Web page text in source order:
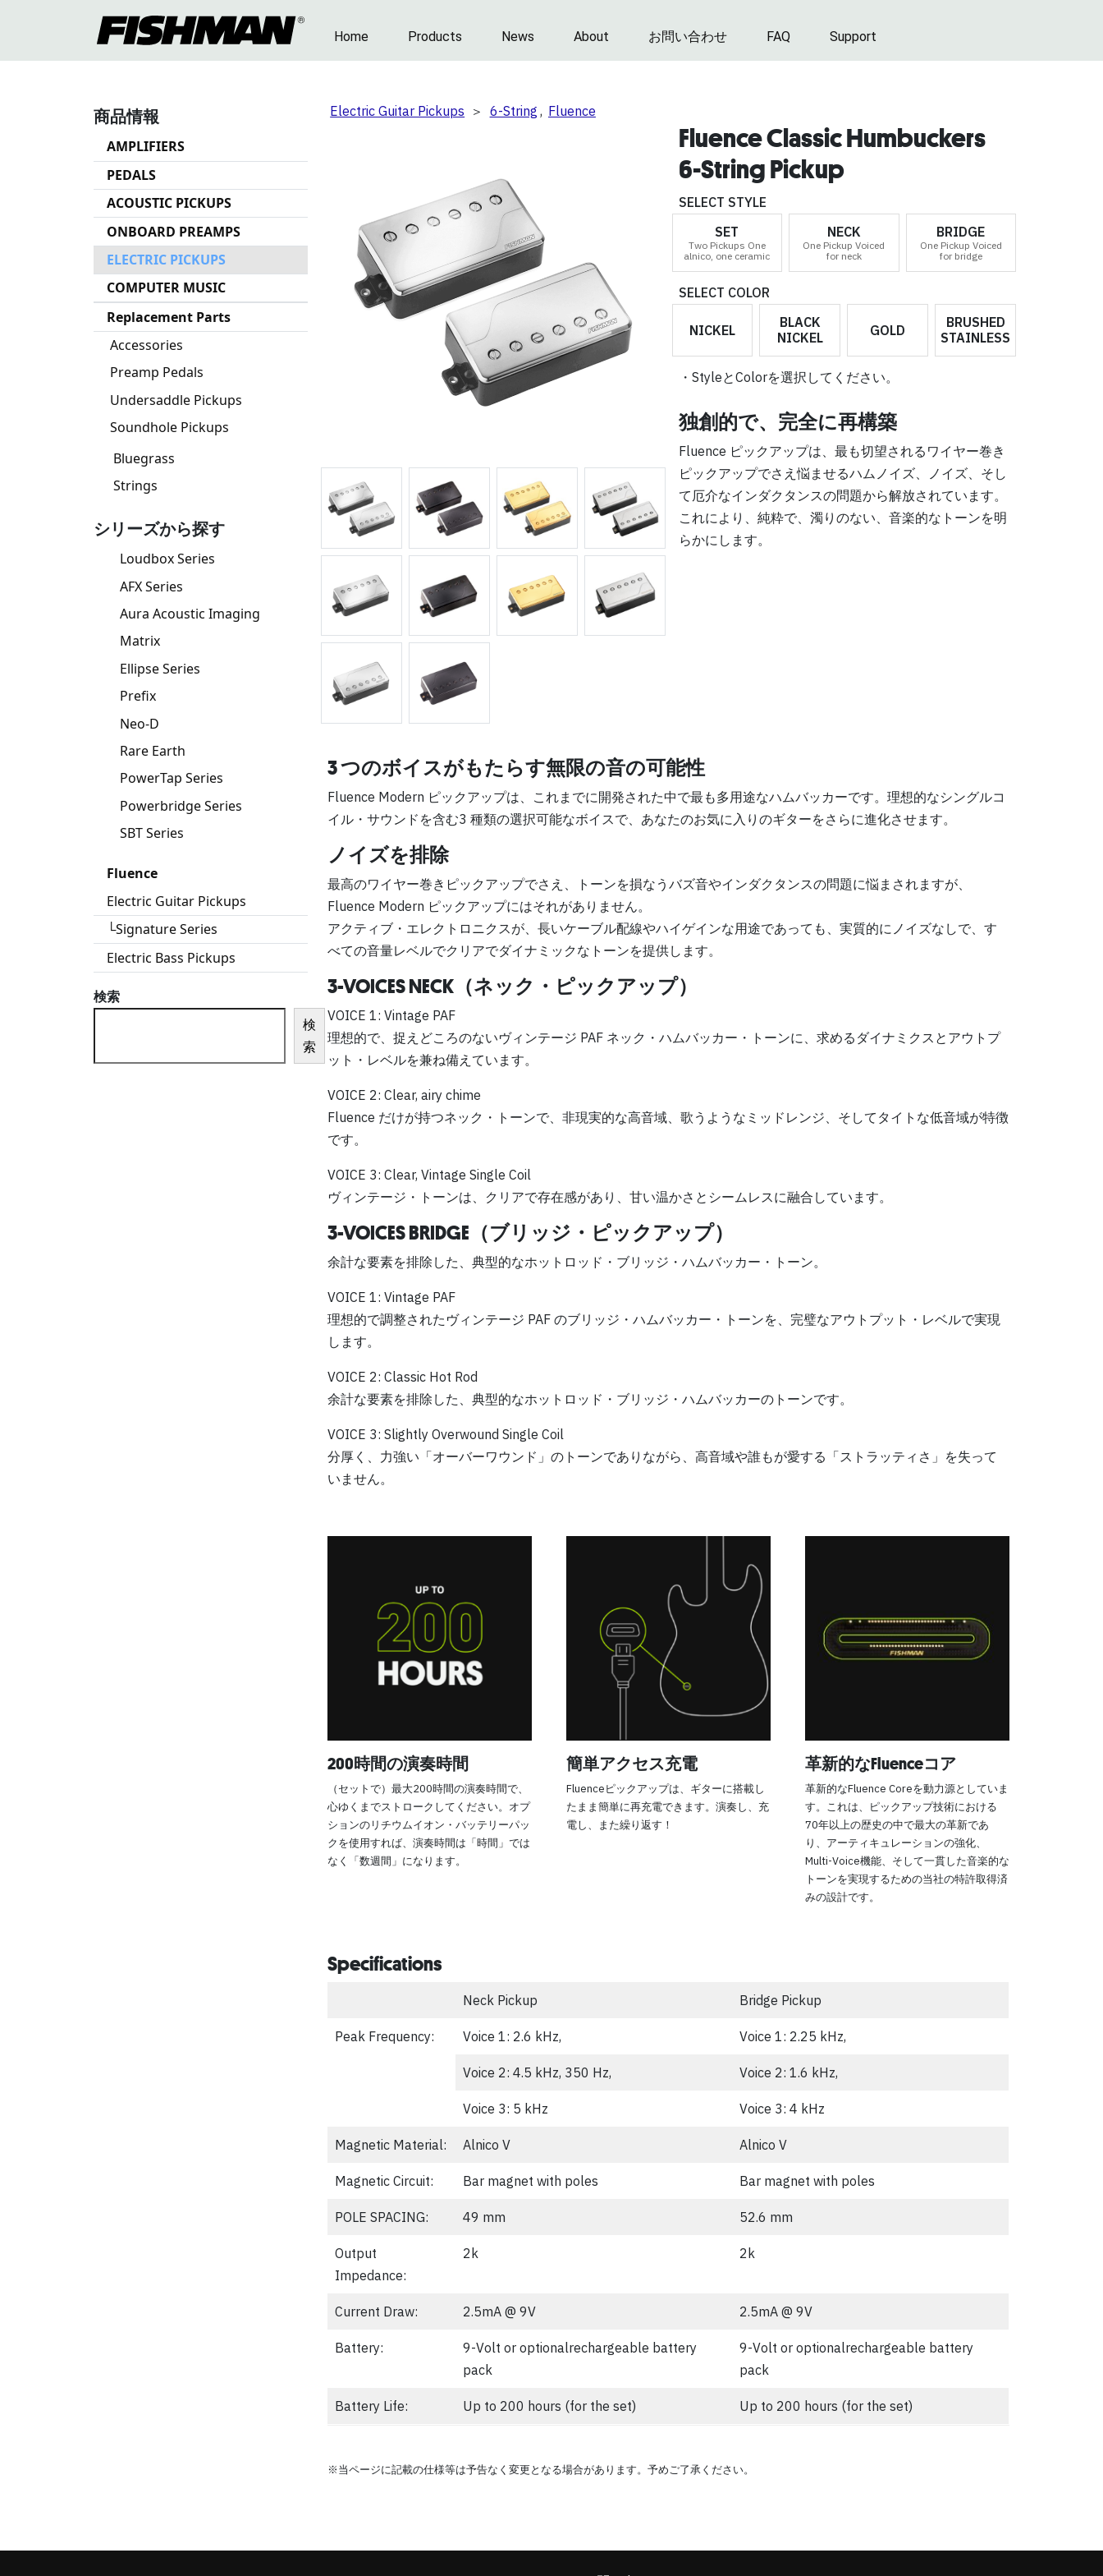
Home Products News About お問い合わせ FAQ Support
Electric Guitar Pickups ＞ 6-String , Fluence
Fluence Classic Humbuckers
6-String Pickup
SELECT STYLE
SET
Two Pickups One
alnico, one ceramic
NECK
One Pickup Voiced
for neck
BRIDGE
One Pickup Voiced
for bridge
SELECT COLOR
NICKEL
BLACK
NICKEL
GOLD
BRUSHED
STAINLESS
・StyleとColorを選択してください。
独創的で、完全に再構築
Fluence ピックアップは、最も切望されるワイヤー巻き
ピックアップでさえ悩ませるハムノイズ、ノイズ、そし
て厄介なインダクタンスの問題から解放されています。
これにより、純粋で、濁りのない、音楽的なトーンを明
らかにします。
3 つのボイスがもたらす無限の音の可能性
Fluence Modern ピックアップは、これまでに開発された中で最も多用途なハムバッカーです。理想的なシングルコ
イル・サウンドを含む3 種類の選択可能なボイスで、あなたのお気に入りのギターをさらに進化させます。
ノイズを排除
最高のワイヤー巻きピックアップでさえ、トーンを損なうバズ音やインダクタンスの問題に悩まされますが、
Fluence Modern ピックアップにはそれがありません。
アクティブ・エレクトロニクスが、長いケーブル配線やハイゲインな用途であっても、実質的にノイズなしで、す
べての音量レベルでクリアでダイナミックなトーンを提供します。
3-VOICES NECK（ネック・ピックアップ）
VOICE 1: Vintage PAF
理想的で、捉えどころのないヴィンテージ PAF ネック・ハムバッカー・トーンに、求めるダイナミクスとアウトプ
ット・レベルを兼ね備えています。
VOICE 2: Clear, airy chime
Fluence だけが持つネック・トーンで、非現実的な高音域、歌うようなミッドレンジ、そしてタイトな低音域が特徴
です。
VOICE 3: Clear, Vintage Single Coil
ヴィンテージ・トーンは、クリアで存在感があり、甘い温かさとシームレスに融合しています。
3-VOICES BRIDGE（ブリッジ・ピックアップ）
余計な要素を排除した、典型的なホットロッド・ブリッジ・ハムバッカー・トーン。
VOICE 1: Vintage PAF
理想的で調整されたヴィンテージ PAF のブリッジ・ハムバッカー・トーンを、完璧なアウトプット・レベルで実現
します。
VOICE 2: Classic Hot Rod
余計な要素を排除した、典型的なホットロッド・ブリッジ・ハムバッカーのトーンです。
VOICE 3: Slightly Overwound Single Coil
分厚く、力強い「オーバーワウンド」のトーンでありながら、高音域や誰もが愛する「ストラッティさ」を失って
いません。
200時間の演奏時間
（セットで）最大200時間の演奏時間で、
心ゆくまでストロークしてください。オプ
ションのリチウムイオン・バッテリーパッ
クを使用すれば、演奏時間は「時間」では
なく「数週間」になります。
簡単アクセス充電
Fluenceピックアップは、ギターに搭載し
たまま簡単に再充電できます。演奏し、充
電し、また繰り返す！
革新的なFluenceコア
革新的なFluence Coreを動力源としていま
す。これは、ピックアップ技術における
70年以上の歴史の中で最大の革新であ
り、アーティキュレーションの強化、
Multi-Voice機能、そして一貫した音楽的な
トーンを実現するための当社の特許取得済
みの設計です。
Specifications
Neck Pickup Bridge Pickup
Peak Frequency: Voice 1: 2.6 kHz, Voice 1: 2.25 kHz,
Voice 2: 4.5 kHz, 350 Hz, Voice 2: 1.6 kHz,
Voice 3: 5 kHz Voice 3: 4 kHz
Magnetic Material: Alnico V Alnico V
Magnetic Circuit: Bar magnet with poles Bar magnet with poles
POLE SPACING: 49 mm 52.6 mm
Output
Impedance:
2k 2k
Current Draw: 2.5mA @ 9V 2.5mA @ 9V
Battery:
9-Volt or optionalrechargeable battery
pack
9-Volt or optionalrechargeable battery
pack
Battery Life: Up to 200 hours (for the set) Up to 200 hours (for the set)
※当ページに記載の仕様等は予告なく変更となる場合があります。予めご了承ください。
商品情報
AMPLIFIERS
PEDALS
ACOUSTIC PICKUPS
ONBOARD PREAMPS
ELECTRIC PICKUPS
COMPUTER MUSIC
Replacement Parts
Accessories
Preamp Pedals
Undersaddle Pickups
Soundhole Pickups
Bluegrass
Strings
シリーズから探す
Loudbox Series
AFX Series
Aura Acoustic Imaging
Matrix
Ellipse Series
Prefix
Neo-D
Rare Earth
PowerTap Series
Powerbridge Series
SBT Series
Fluence
Electric Guitar Pickups
└Signature Series
Electric Bass Pickups
検索
検
索